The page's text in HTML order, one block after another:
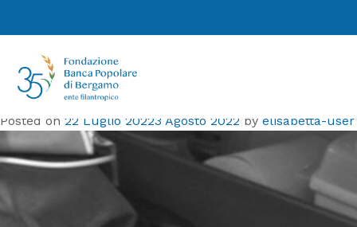
di ricerca di Comunità della Salute e
FROM
Posted on 22 Luglio 20223 Agosto 2022 by elisabetta-user